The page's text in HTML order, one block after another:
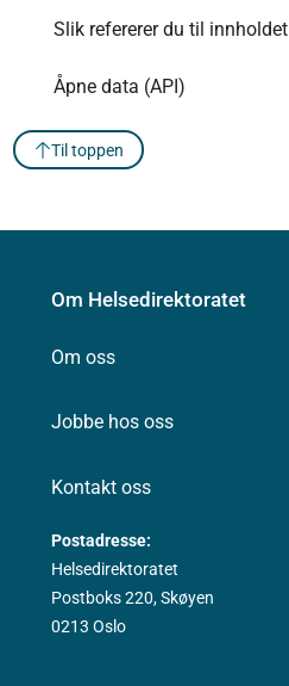
Slik refererer du til innholdet
Åpne data (API)
Til toppen
Om Helsedirektoratet
Om oss
Jobbe hos oss
Kontakt oss
Postadresse:
Helsedirektoratet
Postboks 220, Skøyen
0213 Oslo